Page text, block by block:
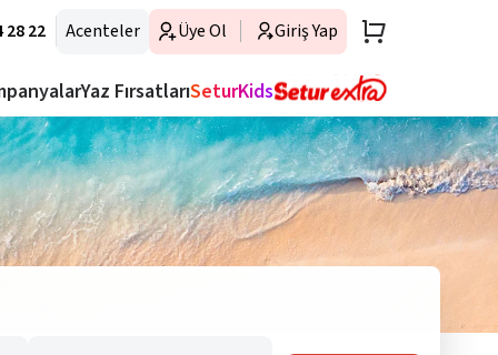
28 22 Acenteler Üye Ol Giriş Yap
Yaz FırsatlarıSeturKids